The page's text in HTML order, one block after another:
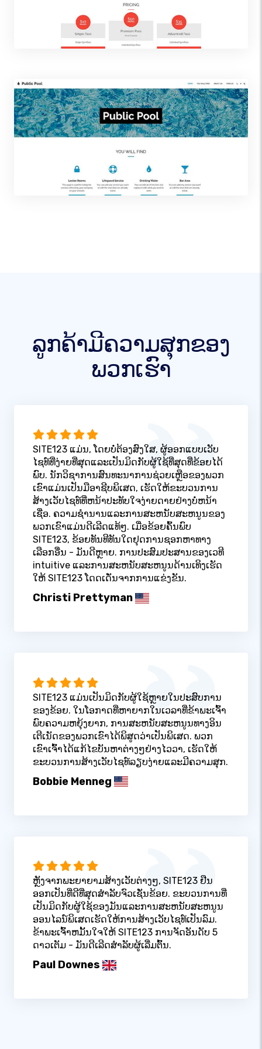
ລູກຄ້າມີຄວາມສຸກຂອງ
ພວກເຮົາ
SITE123 ແມ່ນ, ໂດຍບໍ່ຕ້ອງສົງໃສ, ຜູ້ອອກແບບເວັບ
ໄຊທ໌ທີ່ງ່າຍທີ່ສຸດແລະເປັນມິດກັບຜູ້ໃຊ້ທີ່ສຸດທີ່ຂ້ອຍໄດ້
ພົບ. ນັກວິຊາການສົນທະນາການຊ່ວຍເຫຼືອຂອງພວກ
ເຂົາແມ່ນເປັນມືອາຊີບພິເສດ, ເຮັດໃຫ້ຂະບວນການ
ສ້າງເວັບໄຊທ໌ທີ່ຫນ້າປະທັບໃຈງ່າຍດາຍຢ່າງບໍ່ຫນ້າ
ເຊື່ອ. ຄວາມຊໍານານແລະການສະຫນັບສະຫນູນຂອງ
ພວກເຂົາແມ່ນດີເລີດແທ້ໆ. ເມື່ອຂ້ອຍຄົ້ນພົບ
SITE123, ຂ້ອຍທັນທີທັນໃດຢຸດການຊອກຫາທາງ
ເລືອກອື່ນ - ມັນດີຫຼາຍ. ການປະສົມປະສານຂອງເວທີ
intuitive ແລະການສະຫນັບສະຫນູນດ້ານເທິງເຮັດ
ໃຫ້ SITE123 ໂດດເດັ່ນຈາກການແຂ່ງຂັນ.
Christi Prettyman
SITE123 ແມ່ນເປັນມິດກັບຜູ້ໃຊ້ຫຼາຍໃນປະສົບການ
ຂອງຂ້ອຍ. ໃນໂອກາດທີ່ຫາຍາກໃນເວລາທີ່ຂ້າພະເຈົ້າ
ພົບຄວາມຫຍຸ້ງຍາກ, ການສະຫນັບສະຫນູນທາງອິນ
ເຕີເນັດຂອງພວກເຂົາໄດ້ພິສູດວ່າເປັນພິເສດ. ພວກ
ເຂົາເຈົ້າໄດ້ແກ້ໄຂບັນຫາຕ່າງໆຢ່າງໄວວາ, ເຮັດໃຫ້
ຂະບວນການສ້າງເວັບໄຊທ໌ລຽບງ່າຍແລະມີຄວາມສຸກ.
Bobbie Menneg
ຫຼັງຈາກພະຍາຍາມສ້າງເວັບຕ່າງໆ, SITE123 ຢືນ
ອອກເປັນທີ່ດີທີ່ສຸດສໍາລັບຈົວເຊັ່ນຂ້ອຍ. ຂະບວນການທີ່
ເປັນມິດກັບຜູ້ໃຊ້ຂອງມັນແລະການສະຫນັບສະຫນູນ
ອອນໄລນ໌ພິເສດເຮັດໃຫ້ການສ້າງເວັບໄຊທ໌ເປັນລົມ.
ຂ້າພະເຈົ້າຫມັ້ນໃຈໃຫ້ SITE123 ການຈັດອັນດັບ 5
ດາວເຕັມ - ມັນດີເລີດສໍາລັບຜູ້ເລີ່ມຕົ້ນ.
Paul Downes